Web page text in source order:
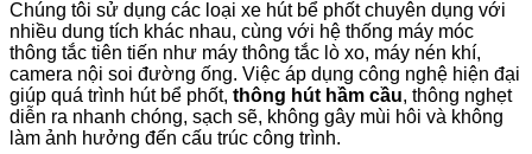
Chúng tôi sử dụng các loại xe hút bể phốt chuyên dụng với
nhiều dung tích khác nhau, cùng với hệ thống máy móc
thông tắc tiên tiến như máy thông tắc lò xo, máy nén khí,
camera nội soi đường ống. Việc áp dụng công nghệ hiện đại
giúp quá trình hút bể phốt, thông hút hầm cầu, thông nghẹt
diễn ra nhanh chóng, sạch sẽ, không gây mùi hôi và không
làm ảnh hưởng đến cấu trúc công trình.